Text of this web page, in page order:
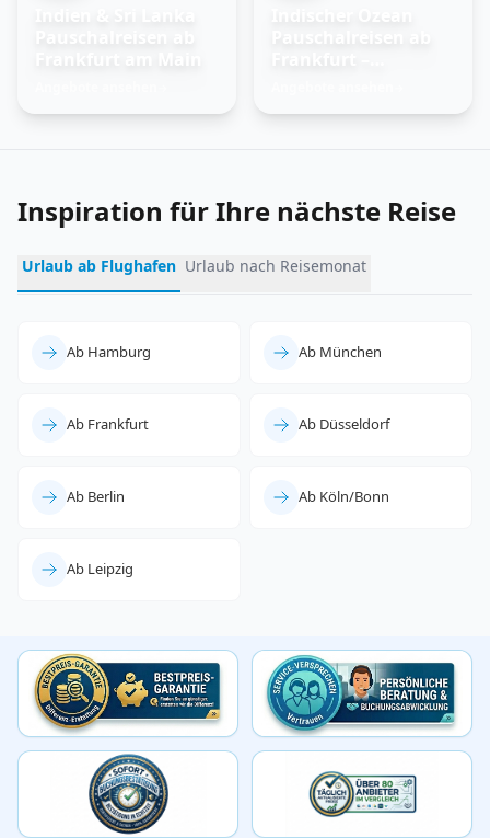
Inspiration für Ihre nächste Reise
Urlaub ab Flughafen Urlaub nach Reisemonat
Ab Hamburg Ab München
Ab Frankfurt Ab Düsseldorf
Ab Berlin Ab Köln/Bonn
Ab Leipzig